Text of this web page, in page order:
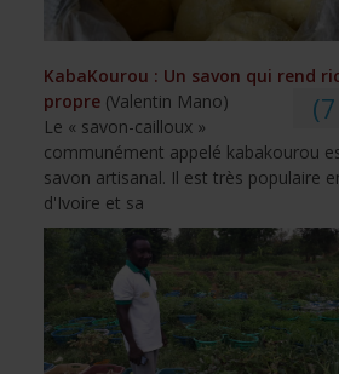
KabaKourou : Un savon qui rend
propre (Valentin Mano)
Le « savon-cailloux »
communément appelé kabakourou
savon artisanal. Il est très populaire
d'Ivoire et sa